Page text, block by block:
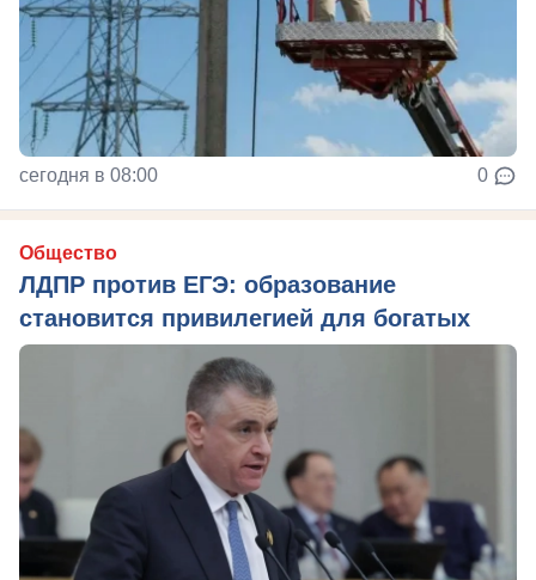
сегодня в 08:00 0
Общество
ЛДПР против ЕГЭ: образование
становится привилегией для богатых